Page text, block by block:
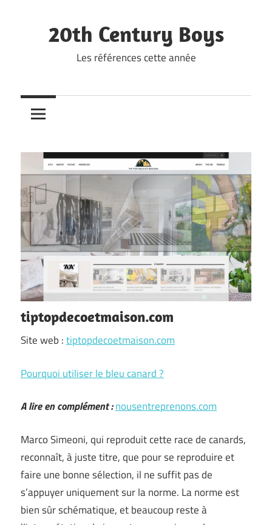
content20th Century Boys
Les références cette année
tiptopdecoetmaison.com
Site web :tiptopdecoetmaison.com
Pourquoi utiliser le bleu canard ?
A lire en complément :nousentreprenons.com
Marco Simeoni, qui reproduit cette race de canards,
reconnaît, à juste titre, que pour se reproduire et
faire une bonne sélection, il ne suffit pas de
s’appuyer uniquement sur la norme. La norme est
bien sûr schématique, et beaucoup reste à